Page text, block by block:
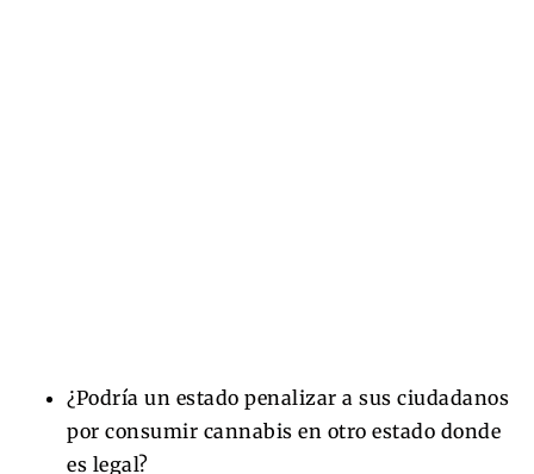
¿Podría un estado penalizar a sus ciudadanos
por consumir cannabis en otro estado donde
es legal?